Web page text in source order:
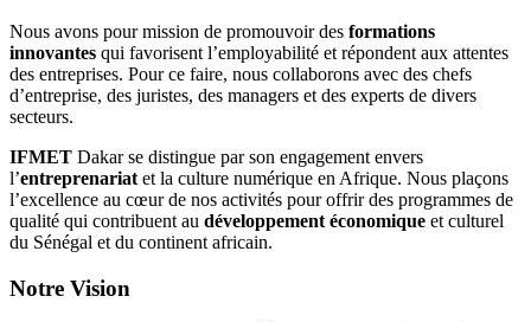
Nous avons pour mission de promouvoir des formations
innovantes qui favorisent l’employabilité et répondent aux attentes
des entreprises. Pour ce faire, nous collaborons avec des chefs
d’entreprise, des juristes, des managers et des experts de divers
secteurs.
IFMET Dakar se distingue par son engagement envers
l’entreprenariat et la culture numérique en Afrique. Nous plaçons
l’excellence au cœur de nos activités pour offrir des programmes de
qualité qui contribuent au développement économique et culturel
du Sénégal et du continent africain.
Notre Vision